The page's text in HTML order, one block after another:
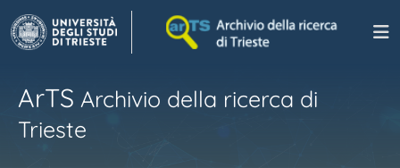
ArTS Archivio della ricerca di
Trieste